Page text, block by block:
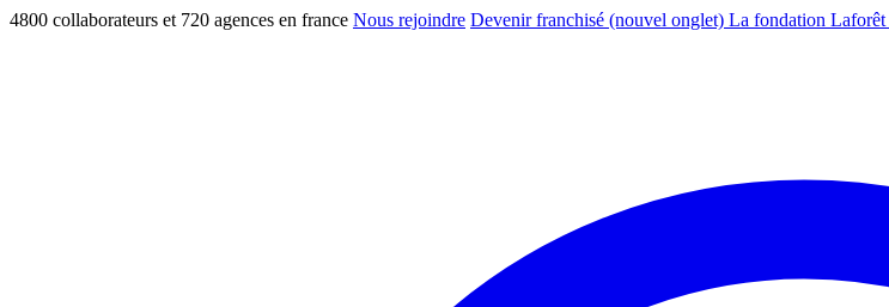
4800 collaborateurs et 720 agences en france Nous rejoindre Devenir franchisé (nouvel onglet) La fondation Laforêt